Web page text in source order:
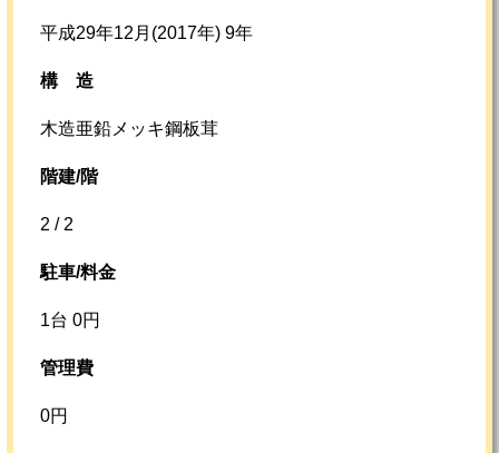
平成29年12月(2017年) 9年
構 造
木造亜鉛メッキ鋼板茸
階建/階
2 / 2
駐車/料金
1台 0円
管理費
0円